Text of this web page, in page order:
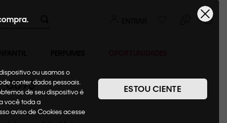
ou usamos o
conter dados pessoais.
de seu dispositivo é
você toda a
aviso de Cookies acesse
ESTOU CIENTE